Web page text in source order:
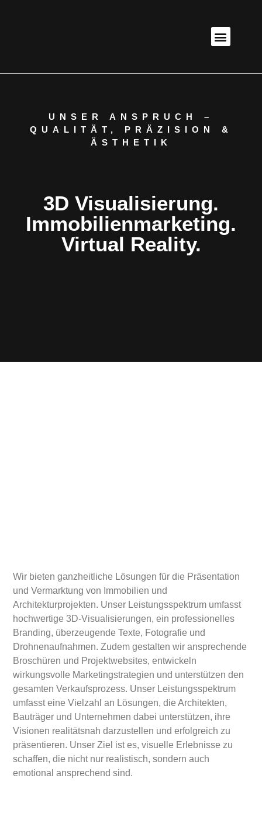
UNSER ANSPRUCH –
QUALITÄT, PRÄZISION &
ÄSTHETIK
3D Visualisierung.
Immobilienmarketing.
Virtual Reality.
Wir bieten ganzheitliche Lösungen für die Präsentation
und Vermarktung von Immobilien und
Architekturprojekten. Unser Leistungsspektrum umfasst
hochwertige 3D-Visualisierungen, ein professionelles
Branding, überzeugende Texte, Fotografie und
Drohnenaufnahmen. Zudem gestalten wir ansprechende
Broschüren und Projektwebsites, entwickeln
wirkungsvolle Marketingstrategien und unterstützen den
gesamten Verkaufsprozess. Unser Leistungsspektrum
umfasst eine Vielzahl an Lösungen, die Architekten,
Bauträger und Unternehmen dabei unterstützen, ihre
Visionen realitätsnah darzustellen und erfolgreich zu
präsentieren. Unser Ziel ist es, visuelle Erlebnisse zu
schaffen, die nicht nur realistisch, sondern auch
emotional ansprechend sind.